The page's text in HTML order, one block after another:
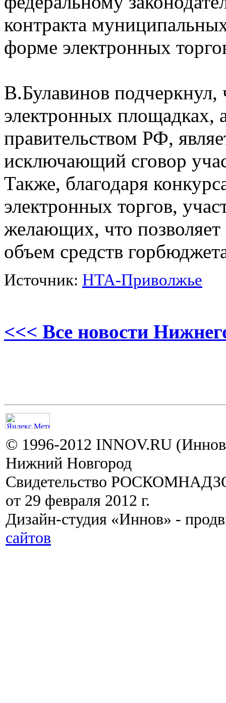
контракта
форме электронных
В.Булавинов подчеркнул,
электронных площадках,
правительством РФ,
исключающий сговор
Также, благодаря
электронных торгов,
желающих, что позволяет
объем средств
Источник: НТА-Приволжье
<<< Все новости
© 1996-2012 INNOV.RU
Нижний Новгород
Свидетельство
от 29 февраля 2012 г.
Дизайн-студия «Иннов» -
сайтов